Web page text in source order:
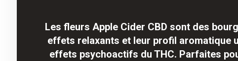
Les fleurs Apple Cider CBD sont des
effets relaxants et leur profil aromatique
effets psychoactifs du THC. Parfaites